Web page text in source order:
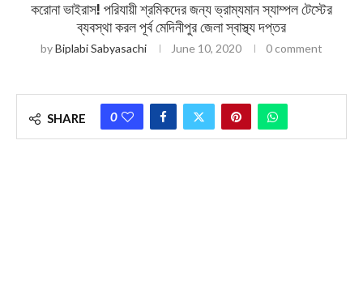
করোনা ভাইরাস! পরিযায়ী শ্রমিকদের জন্য ভ্রাম্যমান স্যাম্পল টেস্টের
ব্যবস্থা করল পূর্ব মেদিনীপুর জেলা স্বাস্থ্য দপ্তর
byBiplabi Sabyasachi June 10, 2020 0 comment
SHARE 0